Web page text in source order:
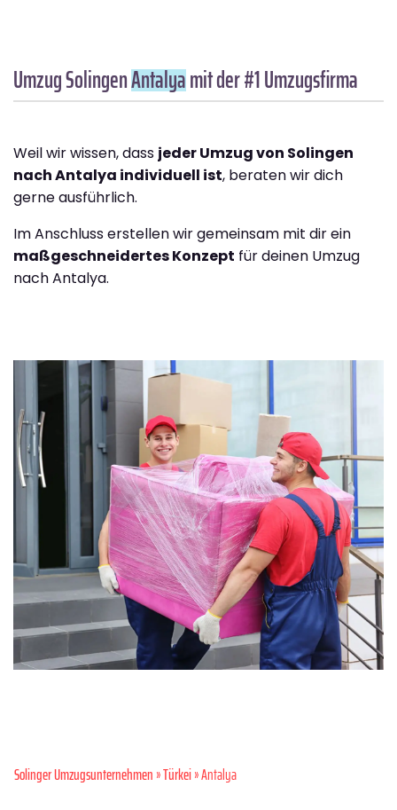
Umzug SolingenAntalyamit der #1 Umzugsfirma
Weil wir wissen, dass jeder Umzug von Solingen
nach Antalya individuell ist, beraten wir dich
gerne ausführlich.
Im Anschluss erstellen wir gemeinsam mit dir ein
maßgeschneidertes Konzept für deinen Umzug
nach Antalya.
Solinger Umzugsunternehmen»Türkei» Antalya